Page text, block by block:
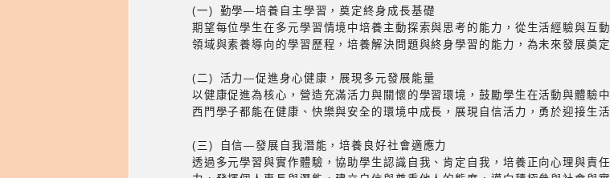
(一) 勤學—培養自主學習，奠定終身成長基礎
期望每位學生在多元學習情境中培養主動探索與思考的能力，從生活經驗與互
領域與素養導向的學習歷程，培養解決問題與終身學習的能力，為未來發展奠定
(二) 活力—促進身心健康，展現多元發展能量
以健康促進為核心，營造充滿活力與關懷的學習環境，鼓勵學生在活動與體驗
西門學子都能在健康、快樂與安全的環境中成長，展現自信活力，勇於迎接生
(三) 自信—發展自我潛能，培養良好社會適應力
透過多元學習與實作體驗，協助學生認識自我、肯定自我，培養正向心理與責